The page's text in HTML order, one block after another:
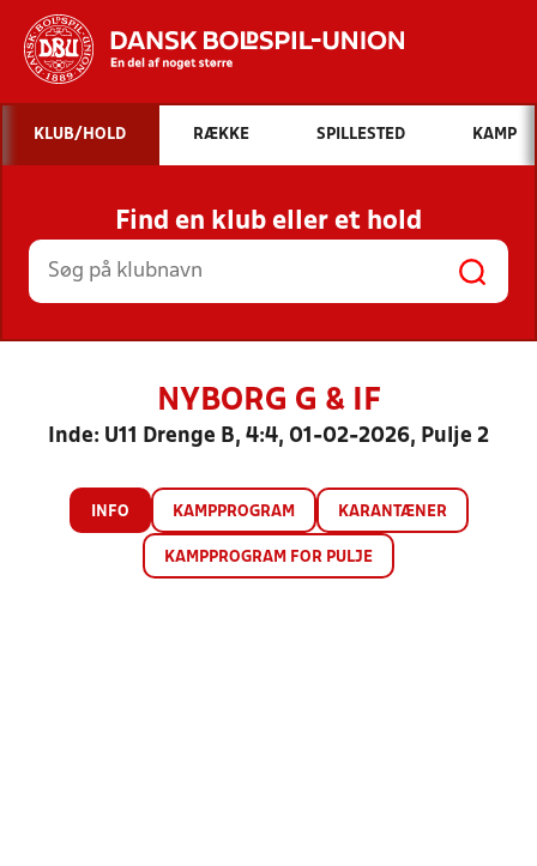
Hvad vil du søge efter?
INDHOLD OG NYHEDER
STILLINGER, RESULTATER, KLUBBER OG
HOLD
KLUB/HOLD RÆKKE SPILLESTED KAMP
Find en klub eller et hold
NYBORG G & IF
Inde: U11 Drenge B, 4:4, 01-02-2026, Pulje 2
INFO KAMPPROGRAM KARANTÆNER
KAMPPROGRAM FOR PULJE